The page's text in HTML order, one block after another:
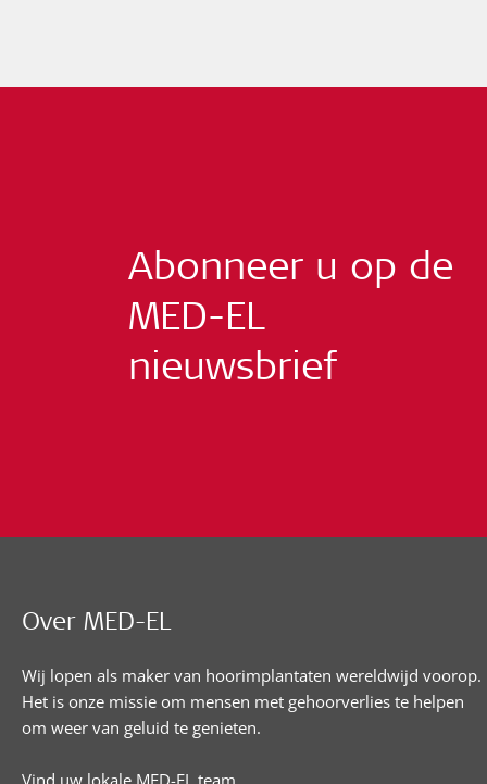
Abonneer u op de
MED-EL
nieuwsbrief
Over MED-EL
Wij lopen als maker van hoorimplantaten wereldwijd voorop.
Het is onze missie om mensen met gehoorverlies te helpen
om weer van geluid te genieten.
Vind uw lokale MED-EL team